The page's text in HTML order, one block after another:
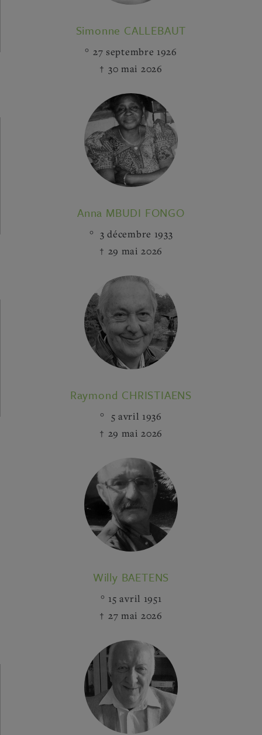
Simonne CALLEBAUT
27 septembre 1926
30 mai 2026
Anna MBUDI FONGO
3 décembre 1933
29 mai 2026
Raymond CHRISTIAENS
5 avril 1936
29 mai 2026
Willy BAETENS
15 avril 1951
27 mai 2026